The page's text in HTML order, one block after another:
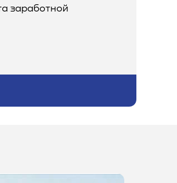
заработной